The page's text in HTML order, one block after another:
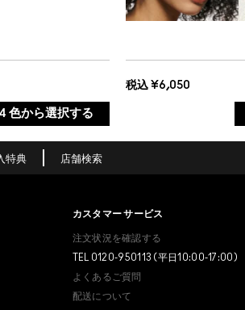
4 色から選択する
税込 ¥6,050
ユーブイ
ゴールドラ
ピンクライ
あ
特典 店舗検索
カスタマー サービス
注文状況を確認する
TEL 0120-950113 (平日10:00-17:00)
よくあるご質問
配送について